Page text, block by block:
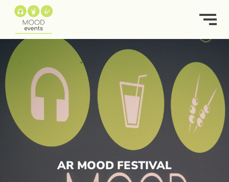
AR MOOD FESTIVAL